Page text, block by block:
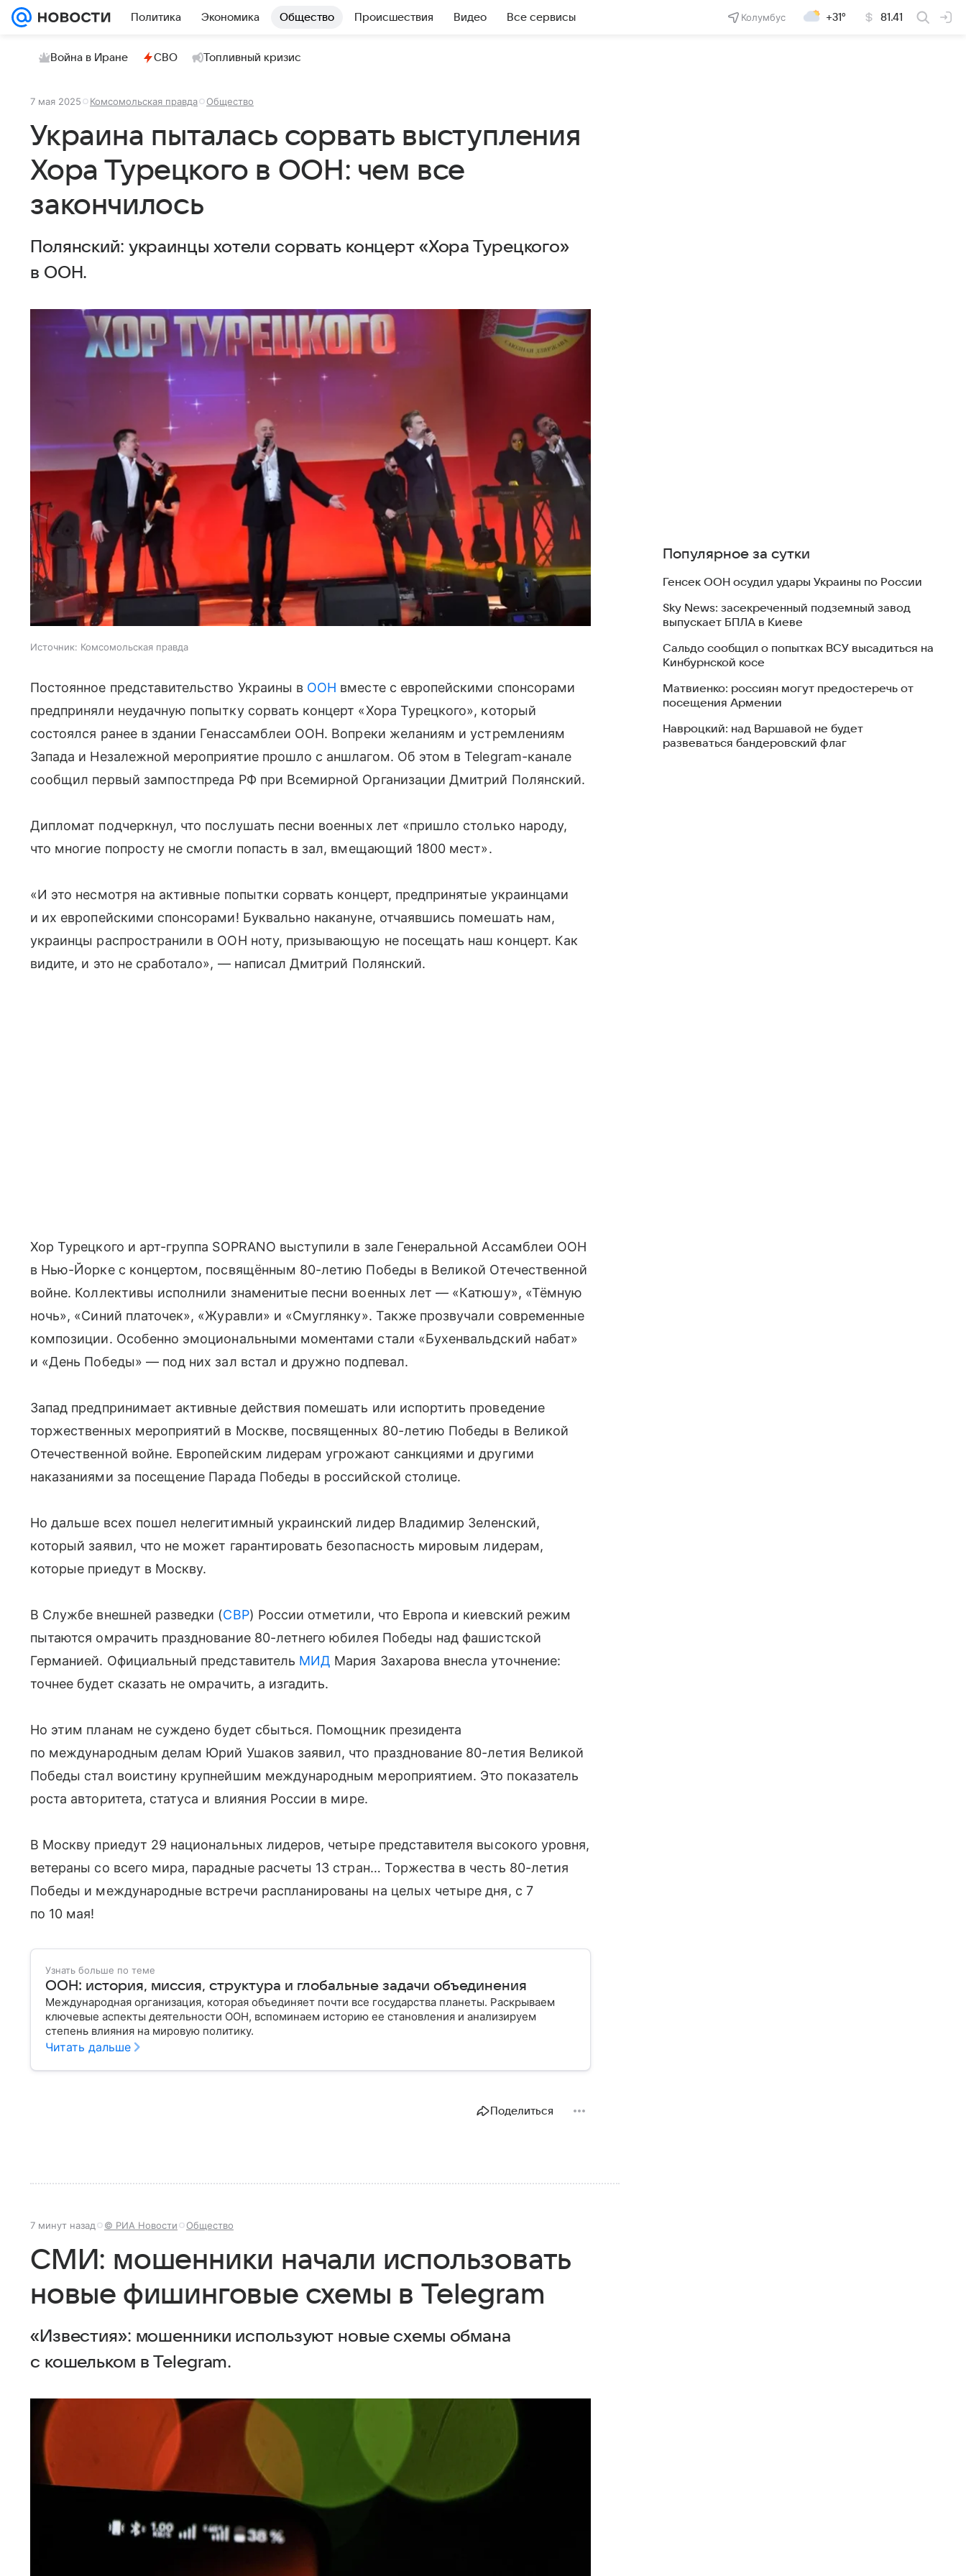
Политика Экономика Общество Происшествия Видео Все сервисы Колумбус +31° 81.41
Война в Иране СВО Топливный кризис
7 мая 2025 Комсомольская правда Общество
Украина пыталась сорвать выступления
Хора Турецкого в ООН: чем все
закончилось
Полянский: украинцы хотели сорвать концерт «Хора Турецкого»
в ООН.
Источник: Комсомольская правда
Постоянное представительство Украины в ООН вместе с европейскими спонсорами
предприняли неудачную попытку сорвать концерт «Хора Турецкого», который
состоялся ранее в здании Генассамблеи ООН. Вопреки желаниям и устремлениям
Запада и Незалежной мероприятие прошло с аншлагом. Об этом в Telegram-канале
сообщил первый зампостпреда РФ при Всемирной Организации Дмитрий Полянский.
Дипломат подчеркнул, что послушать песни военных лет «пришло столько народу,
что многие попросту не смогли попасть в зал, вмещающий 1800 мест».
«И это несмотря на активные попытки сорвать концерт, предпринятые украинцами
и их европейскими спонсорами! Буквально накануне, отчаявшись помешать нам,
украинцы распространили в ООН ноту, призывающую не посещать наш концерт. Как
видите, и это не сработало», — написал Дмитрий Полянский.
Хор Турецкого и арт-группа SOPRANO выступили в зале Генеральной Ассамблеи ООН
в Нью-Йорке с концертом, посвящённым 80-летию Победы в Великой Отечественной
войне. Коллективы исполнили знаменитые песни военных лет — «Катюшу», «Тёмную
ночь», «Синий платочек», «Журавли» и «Смуглянку». Также прозвучали современные
композиции. Особенно эмоциональными моментами стали «Бухенвальдский набат»
и «День Победы» — под них зал встал и дружно подпевал.
Запад предпринимает активные действия помешать или испортить проведение
торжественных мероприятий в Москве, посвященных 80-летию Победы в Великой
Отечественной войне. Европейским лидерам угрожают санкциями и другими
наказаниями за посещение Парада Победы в российской столице.
Но дальше всех пошел нелегитимный украинский лидер Владимир Зеленский,
который заявил, что не может гарантировать безопасность мировым лидерам,
которые приедут в Москву.
В Службе внешней разведки (СВР) России отметили, что Европа и киевский режим
пытаются омрачить празднование 80-летнего юбилея Победы над фашистской
Германией. Официальный представитель МИД Мария Захарова внесла уточнение:
точнее будет сказать не омрачить, а изгадить.
Но этим планам не суждено будет сбыться. Помощник президента
по международным делам Юрий Ушаков заявил, что празднование 80-летия Великой
Победы стал воистину крупнейшим международным мероприятием. Это показатель
роста авторитета, статуса и влияния России в мире.
В Москву приедут 29 национальных лидеров, четыре представителя высокого уровня,
ветераны со всего мира, парадные расчеты 13 стран… Торжества в честь 80-летия
Победы и международные встречи распланированы на целых четыре дня, с 7
по 10 мая!
Узнать больше по теме
ООН: история, миссия, структура и глобальные задачи объединения
Международная организация, которая объединяет почти все государства планеты. Раскрываем
ключевые аспекты деятельности ООН, вспоминаем историю ее становления и анализируем
степень влияния на мировую политику.
Читать дальше
Поделиться
7 минут назад © РИА Новости Общество
СМИ: мошенники начали использовать
новые фишинговые схемы в Telegram
«Известия»: мошенники используют новые схемы обмана
с кошельком в Telegram.
Популярное за сутки
Генсек ООН осудил удары Украины по России
Sky News: засекреченный подземный завод
выпускает БПЛА в Киеве
Сальдо сообщил о попытках ВСУ высадиться на
Кинбурнской косе
Матвиенко: россиян могут предостеречь от
посещения Армении
Навроцкий: над Варшавой не будет
развеваться бандеровский флаг